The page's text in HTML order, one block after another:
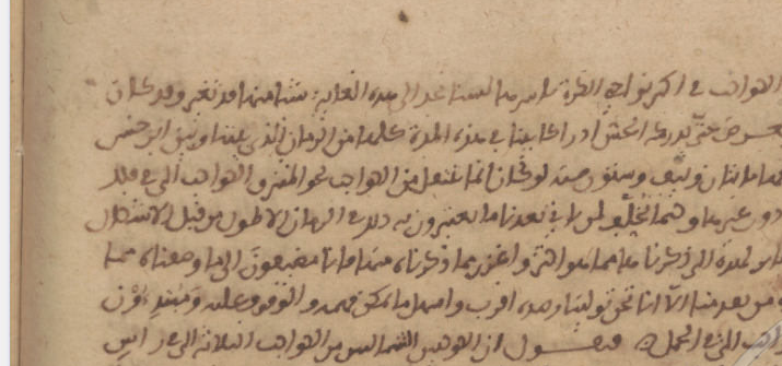
(the underscore) is the placeholder
for exactly one character.
(the percent sign) is the
placeholder for no, one or more
than one character.
(two percent signs) is the
placeholder for no, one or more
than one character, but not for
blank space (so that a search ends
at word boundaries).
🔎︎
Start
Project
Team
News
Jobs
Publications
Conference